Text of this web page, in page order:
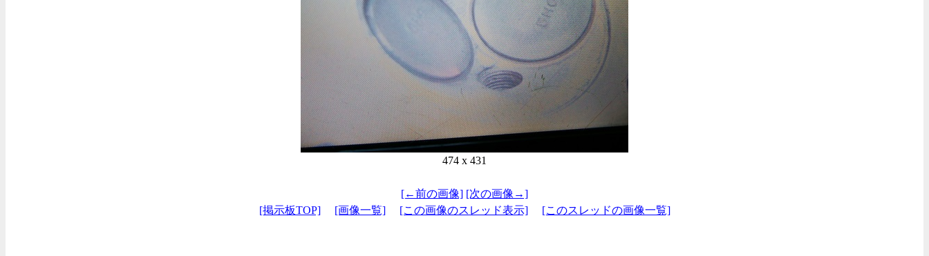
474 x 431
[←前の画像] [次の画像→]
[掲示板TOP]
[画像一覧] [この画像のスレッド表示] [このスレッドの画像一覧]